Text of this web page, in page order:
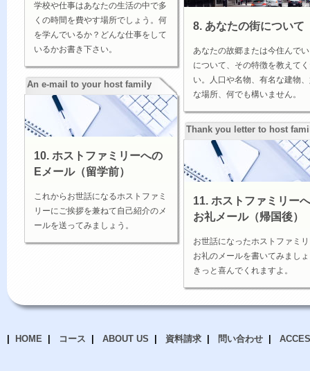
学校や仕事はあなたの生活の中で多
くの時間を費やす場所でしょう。何
を学んでいるか？どんな仕事をして
いるかお書き下さい。
An e-mail to your host family
10. ホストファミリーへの
Eメール（留学前）
これからお世話になるホストファミ
リーにご挨拶を兼ねて自己紹介のメ
ールを送ってみましょう。
8. あなたの街について
あなたの故郷または今住んで
について、その特徴を教えて
い。人口や名物、有名な建物
な場所、何でも構いません。
Thank you letter to host
11. ホストファミリー
お礼メール（帰国後）
お世話になったホストファミ
お礼のメールを書いてみまし
きっと喜んでくれますよ。
HOME コース ABOUT US 資料請求 問い合わせ